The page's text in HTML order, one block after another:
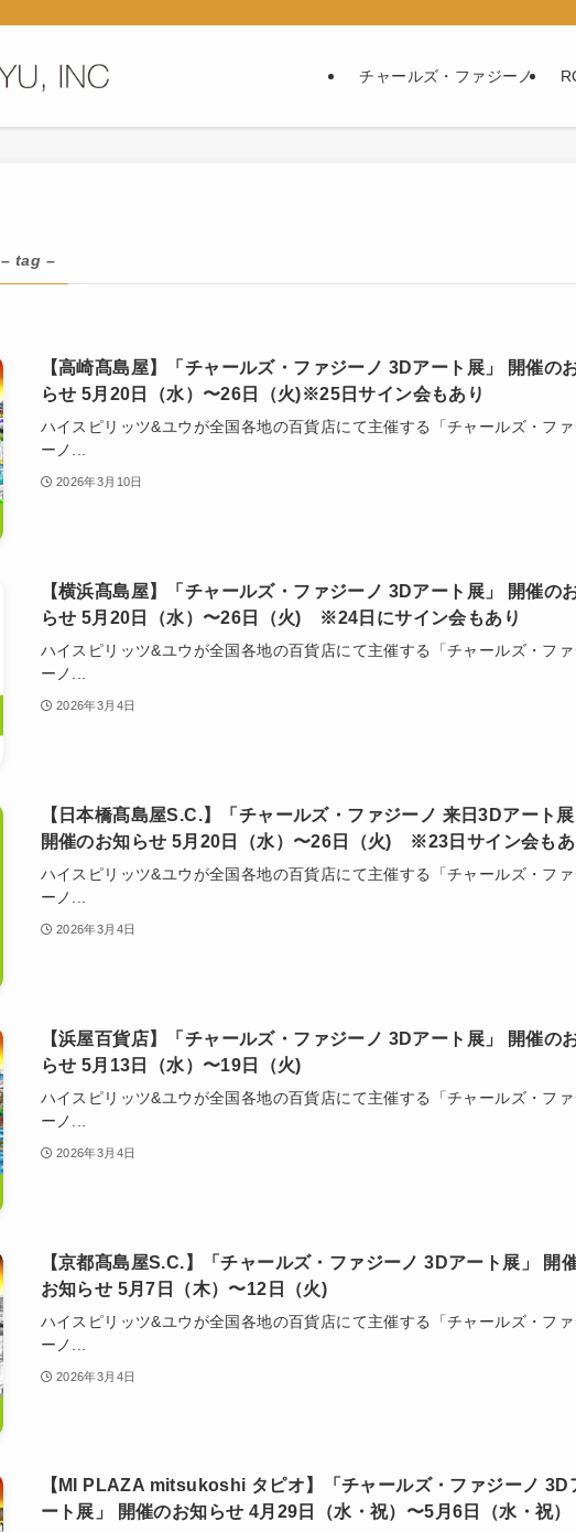
チャールズ・ファジーノ
– tag –
【高崎髙島屋】「チャールズ・ファジーノ 3Dアート展」 開催の
らせ 5月20日（水）〜26日（火)※25日サイン会もあり
ハイスピリッツ&ユウが全国各地の百貨店にて主催する「チャールズ・ファ
ーノ...
2026年3月10日
【横浜髙島屋】「チャールズ・ファジーノ 3Dアート展」 開催の
らせ 5月20日（水）〜26日（火) ※24日にサイン会もあり
ハイスピリッツ&ユウが全国各地の百貨店にて主催する「チャールズ・ファ
ーノ...
2026年3月4日
【日本橋髙島屋S.C.】「チャールズ・ファジーノ 来日3Dアート展
開催のお知らせ 5月20日（水）〜26日（火) ※23日サイン会もあ
ハイスピリッツ&ユウが全国各地の百貨店にて主催する「チャールズ・ファ
ーノ...
2026年3月4日
【浜屋百貨店】「チャールズ・ファジーノ 3Dアート展」 開催の
らせ 5月13日（水）〜19日（火)
ハイスピリッツ&ユウが全国各地の百貨店にて主催する「チャールズ・ファ
ーノ...
2026年3月4日
【京都髙島屋S.C.】「チャールズ・ファジーノ 3Dアート展」 開
お知らせ 5月7日（木）〜12日（火)
ハイスピリッツ&ユウが全国各地の百貨店にて主催する「チャールズ・ファ
ーノ...
2026年3月4日
【MI PLAZA mitsukoshi タピオ】「チャールズ・ファジーノ 3D
ート展」 開催のお知らせ 4月29日（水・祝）〜5月6日（水・祝）